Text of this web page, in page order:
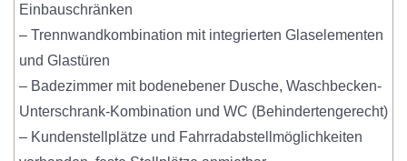
Einbauschränken
– Trennwandkombination mit integrierten Glaselementen
und Glastüren
– Badezimmer mit bodenebener Dusche, Waschbecken-
Unterschrank-Kombination und WC (Behindertengerecht)
– Kundenstellplätze und Fahrradabstellmöglichkeiten